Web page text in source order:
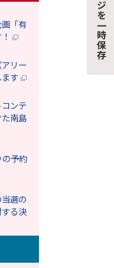
画「有
アリー
ます
コンテ
南島
の予約
選の
る決